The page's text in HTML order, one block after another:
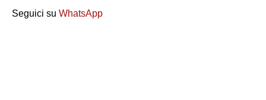
Seguici su WhatsApp